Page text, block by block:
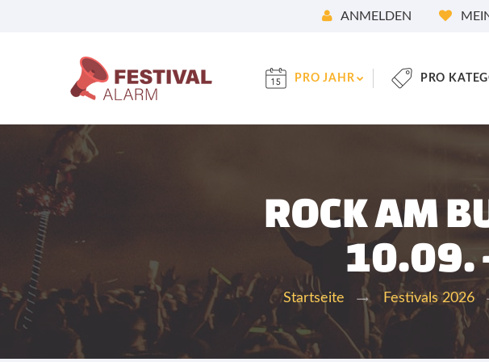
ANMELDEN
PRO JAHR PRO
ROCK AM
10.09.
Startseite Festivals 2026